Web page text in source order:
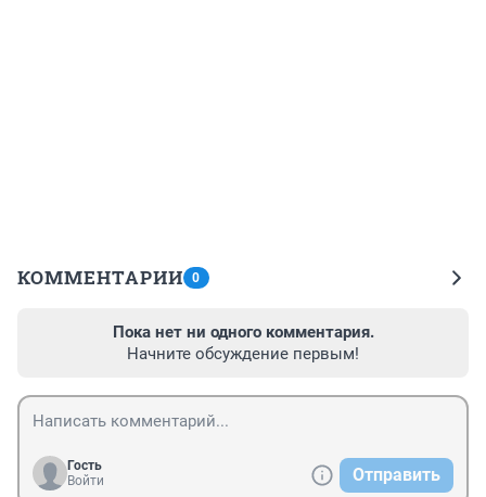
КОММЕНТАРИИ 0
Пока нет ни одного комментария.
Начните обсуждение первым!
Гость
Войти
Отправить